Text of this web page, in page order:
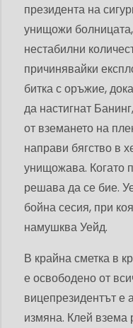
президента на
унищожи
нестабилни
причинявайки
битка с оръжие,
да настигнат
от вземането на
направи бягство в
унищожава. Когато
решава да се бие.
бойна сесия, при
намушква Уейд.
В крайна сметка в
е освободено от
вицепрезидентът е
измяна. Клей